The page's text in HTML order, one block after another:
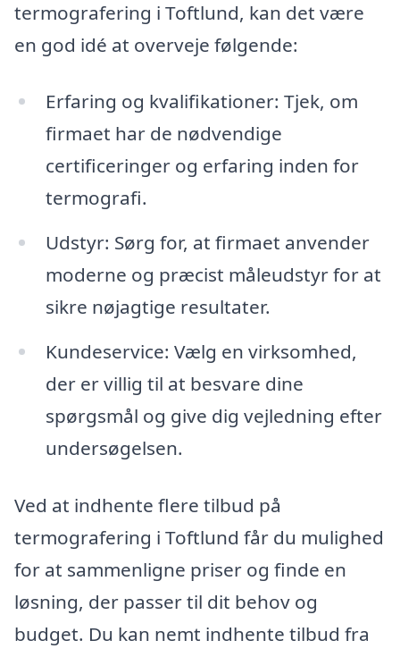
termografering i Toftlund, kan det være
en god idé at overveje følgende:
Erfaring og kvalifikationer: Tjek, om
firmaet har de nødvendige
certificeringer og erfaring inden for
termografi.
Udstyr: Sørg for, at firmaet anvender
moderne og præcist måleudstyr for at
sikre nøjagtige resultater.
Kundeservice: Vælg en virksomhed,
der er villig til at besvare dine
spørgsmål og give dig vejledning efter
undersøgelsen.
Ved at indhente flere tilbud på
termografering i Toftlund får du mulighed
for at sammenligne priser og finde en
løsning, der passer til dit behov og
budget. Du kan nemt indhente tilbud fra